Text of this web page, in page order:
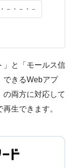
－・－・－
」と「モールス信
できるWebアプ
の両方に対応して
生できます。